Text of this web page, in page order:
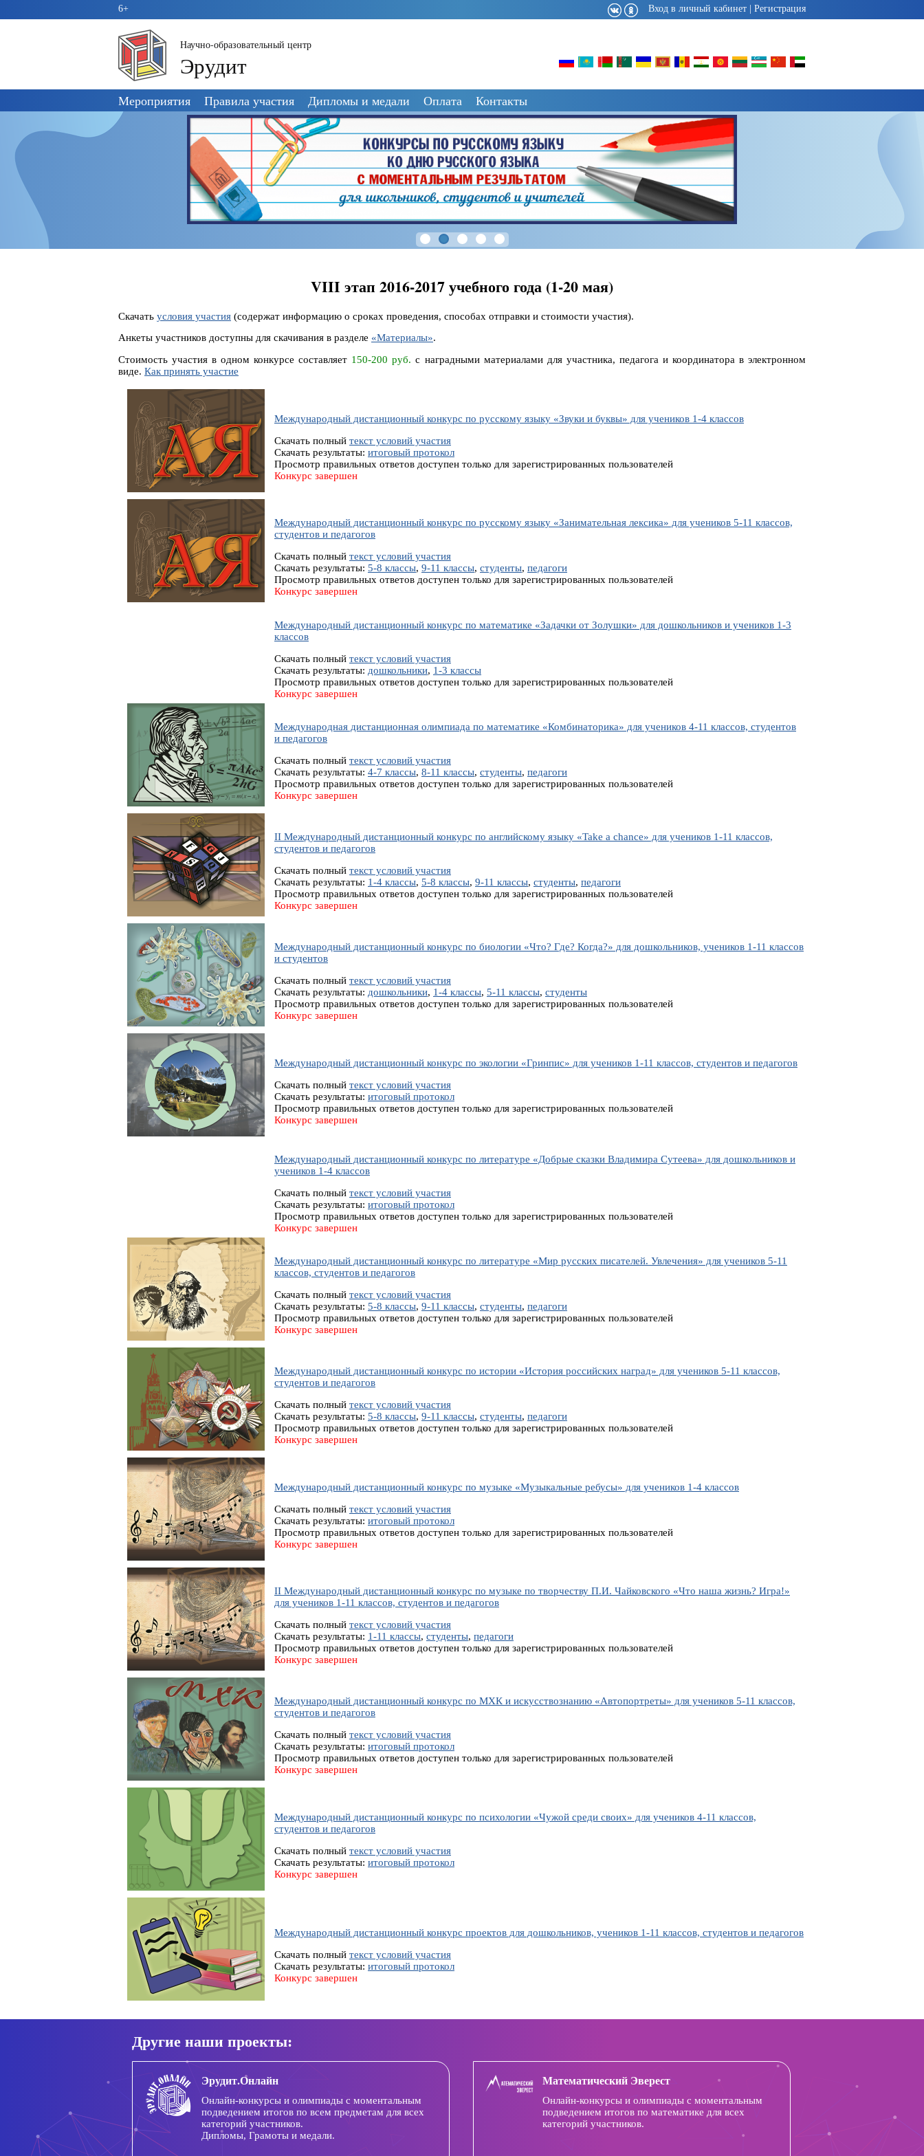
6+ Вход в личный кабинет Регистрация
Научно-образовательный центр
Эрудит
Пропустить
навигацию
Мероприятия Правила участия Дипломы и медали Оплата Контакты
VIII этап 2016-2017 учебного года (1-20 мая)
Скачать условия участия (содержат информацию о сроках проведения, способах отправки и стоимости участия).
Анкеты участников доступны для скачивания в разделе «Материалы».
Стоимость участия в одном конкурсе составляет 150-200 руб. с наградными материалами для участника, педагога и координатора в электронном
виде. Как принять участие
Международный дистанционный конкурс по русскому языку «Звуки и буквы» для учеников 1-4 классов
Скачать полный текст условий участия
Скачать результаты: итоговый протокол
Просмотр правильных ответов доступен только для зарегистрированных пользователей
Конкурс завершен
Международный дистанционный конкурс по русскому языку «Занимательная лексика» для учеников 5-11 классов,
студентов и педагогов
Скачать полный текст условий участия
Скачать результаты: 5-8 классы, 9-11 классы, студенты, педагоги
Просмотр правильных ответов доступен только для зарегистрированных пользователей
Конкурс завершен
Международный дистанционный конкурс по математике «Задачки от Золушки» для дошкольников и учеников 1-3
классов
Скачать полный текст условий участия
Скачать результаты: дошкольники, 1-3 классы
Просмотр правильных ответов доступен только для зарегистрированных пользователей
Конкурс завершен
Международная дистанционная олимпиада по математике «Комбинаторика» для учеников 4-11 классов, студентов
и педагогов
Скачать полный текст условий участия
Скачать результаты: 4-7 классы, 8-11 классы, студенты, педагоги
Просмотр правильных ответов доступен только для зарегистрированных пользователей
Конкурс завершен
II Международный дистанционный конкурс по английскому языку «Take a chance» для учеников 1-11 классов,
студентов и педагогов
Скачать полный текст условий участия
Скачать результаты: 1-4 классы, 5-8 классы, 9-11 классы, студенты, педагоги
Просмотр правильных ответов доступен только для зарегистрированных пользователей
Конкурс завершен
Международный дистанционный конкурс по биологии «Что? Где? Когда?» для дошкольников, учеников 1-11 классов
и студентов
Скачать полный текст условий участия
Скачать результаты: дошкольники, 1-4 классы, 5-11 классы, студенты
Просмотр правильных ответов доступен только для зарегистрированных пользователей
Конкурс завершен
Международный дистанционный конкурс по экологии «Гринпис» для учеников 1-11 классов, студентов и педагогов
Скачать полный текст условий участия
Скачать результаты: итоговый протокол
Просмотр правильных ответов доступен только для зарегистрированных пользователей
Конкурс завершен
Международный дистанционный конкурс по литературе «Добрые сказки Владимира Сутеева» для дошкольников и
учеников 1-4 классов
Скачать полный текст условий участия
Скачать результаты: итоговый протокол
Просмотр правильных ответов доступен только для зарегистрированных пользователей
Конкурс завершен
Международный дистанционный конкурс по литературе «Мир русских писателей. Увлечения» для учеников 5-11
классов, студентов и педагогов
Скачать полный текст условий участия
Скачать результаты: 5-8 классы, 9-11 классы, студенты, педагоги
Просмотр правильных ответов доступен только для зарегистрированных пользователей
Конкурс завершен
Международный дистанционный конкурс по истории «История российских наград» для учеников 5-11 классов,
студентов и педагогов
Скачать полный текст условий участия
Скачать результаты: 5-8 классы, 9-11 классы, студенты, педагоги
Просмотр правильных ответов доступен только для зарегистрированных пользователей
Конкурс завершен
Международный дистанционный конкурс по музыке «Музыкальные ребусы» для учеников 1-4 классов
Скачать полный текст условий участия
Скачать результаты: итоговый протокол
Просмотр правильных ответов доступен только для зарегистрированных пользователей
Конкурс завершен
II Международный дистанционный конкурс по музыке по творчеству П.И. Чайковского «Что наша жизнь? Игра!»
для учеников 1-11 классов, студентов и педагогов
Скачать полный текст условий участия
Скачать результаты: 1-11 классы, студенты, педагоги
Просмотр правильных ответов доступен только для зарегистрированных пользователей
Конкурс завершен
Международный дистанционный конкурс по МХК и искусствознанию «Автопортреты» для учеников 5-11 классов,
студентов и педагогов
Скачать полный текст условий участия
Скачать результаты: итоговый протокол
Просмотр правильных ответов доступен только для зарегистрированных пользователей
Конкурс завершен
Международный дистанционный конкурс по психологии «Чужой среди своих» для учеников 4-11 классов,
студентов и педагогов
Скачать полный текст условий участия
Скачать результаты: итоговый протокол
Конкурс завершен
Международный дистанционный конкурс проектов для дошкольников, учеников 1-11 классов, студентов и педагогов
Скачать полный текст условий участия
Скачать результаты: итоговый протокол
Конкурс завершен
Другие наши проекты:
Эрудит.Онлайн
Онлайн-конкурсы и олимпиады с моментальным
подведением итогов по всем предметам для всех
категорий участников.
Дипломы, Грамоты и медали.
Математический Эверест
Онлайн-конкурсы и олимпиады с моментальным
подведением итогов по математике для всех
категорий участников.